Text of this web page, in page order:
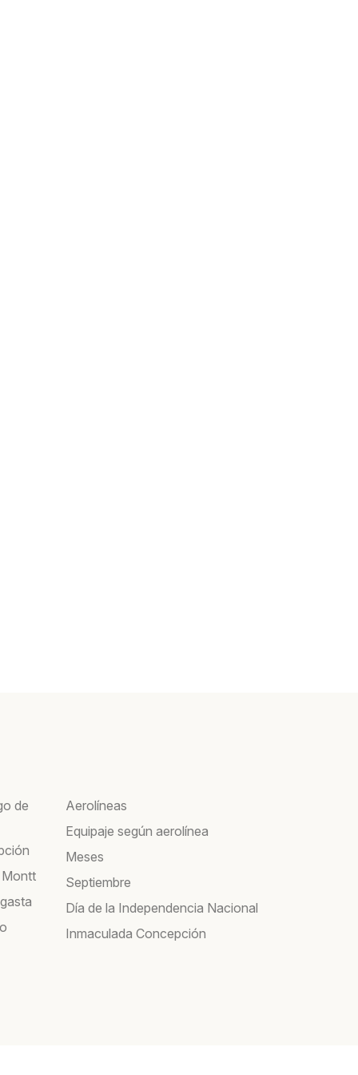
de
Aerolíneas
Equipaje según aerolínea
Meses
Septiembre
Día de la Independencia Nacional
Inmaculada Concepción